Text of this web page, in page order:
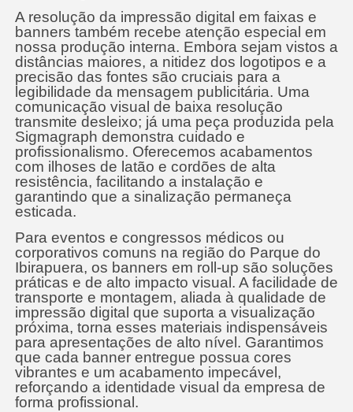
A resolução da impressão digital em faixas e
banners também recebe atenção especial em
nossa produção interna. Embora sejam vistos a
distâncias maiores, a nitidez dos logotipos e a
precisão das fontes são cruciais para a
legibilidade da mensagem publicitária. Uma
comunicação visual de baixa resolução
transmite desleixo; já uma peça produzida pela
Sigmagraph demonstra cuidado e
profissionalismo. Oferecemos acabamentos
com ilhoses de latão e cordões de alta
resistência, facilitando a instalação e
garantindo que a sinalização permaneça
esticada.
Para eventos e congressos médicos ou
corporativos comuns na região do Parque do
Ibirapuera, os banners em roll-up são soluções
práticas e de alto impacto visual. A facilidade de
transporte e montagem, aliada à qualidade de
impressão digital que suporta a visualização
próxima, torna esses materiais indispensáveis
para apresentações de alto nível. Garantimos
que cada banner entregue possua cores
vibrantes e um acabamento impecável,
reforçando a identidade visual da empresa de
forma profissional.